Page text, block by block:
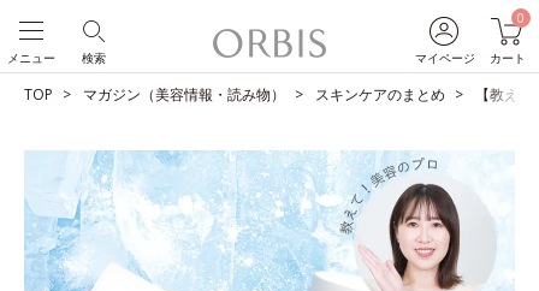
マイページ
0
カート
検索
メニュー
TOP マガジン（美容情報・読み物） スキンケアのまとめ 【教え